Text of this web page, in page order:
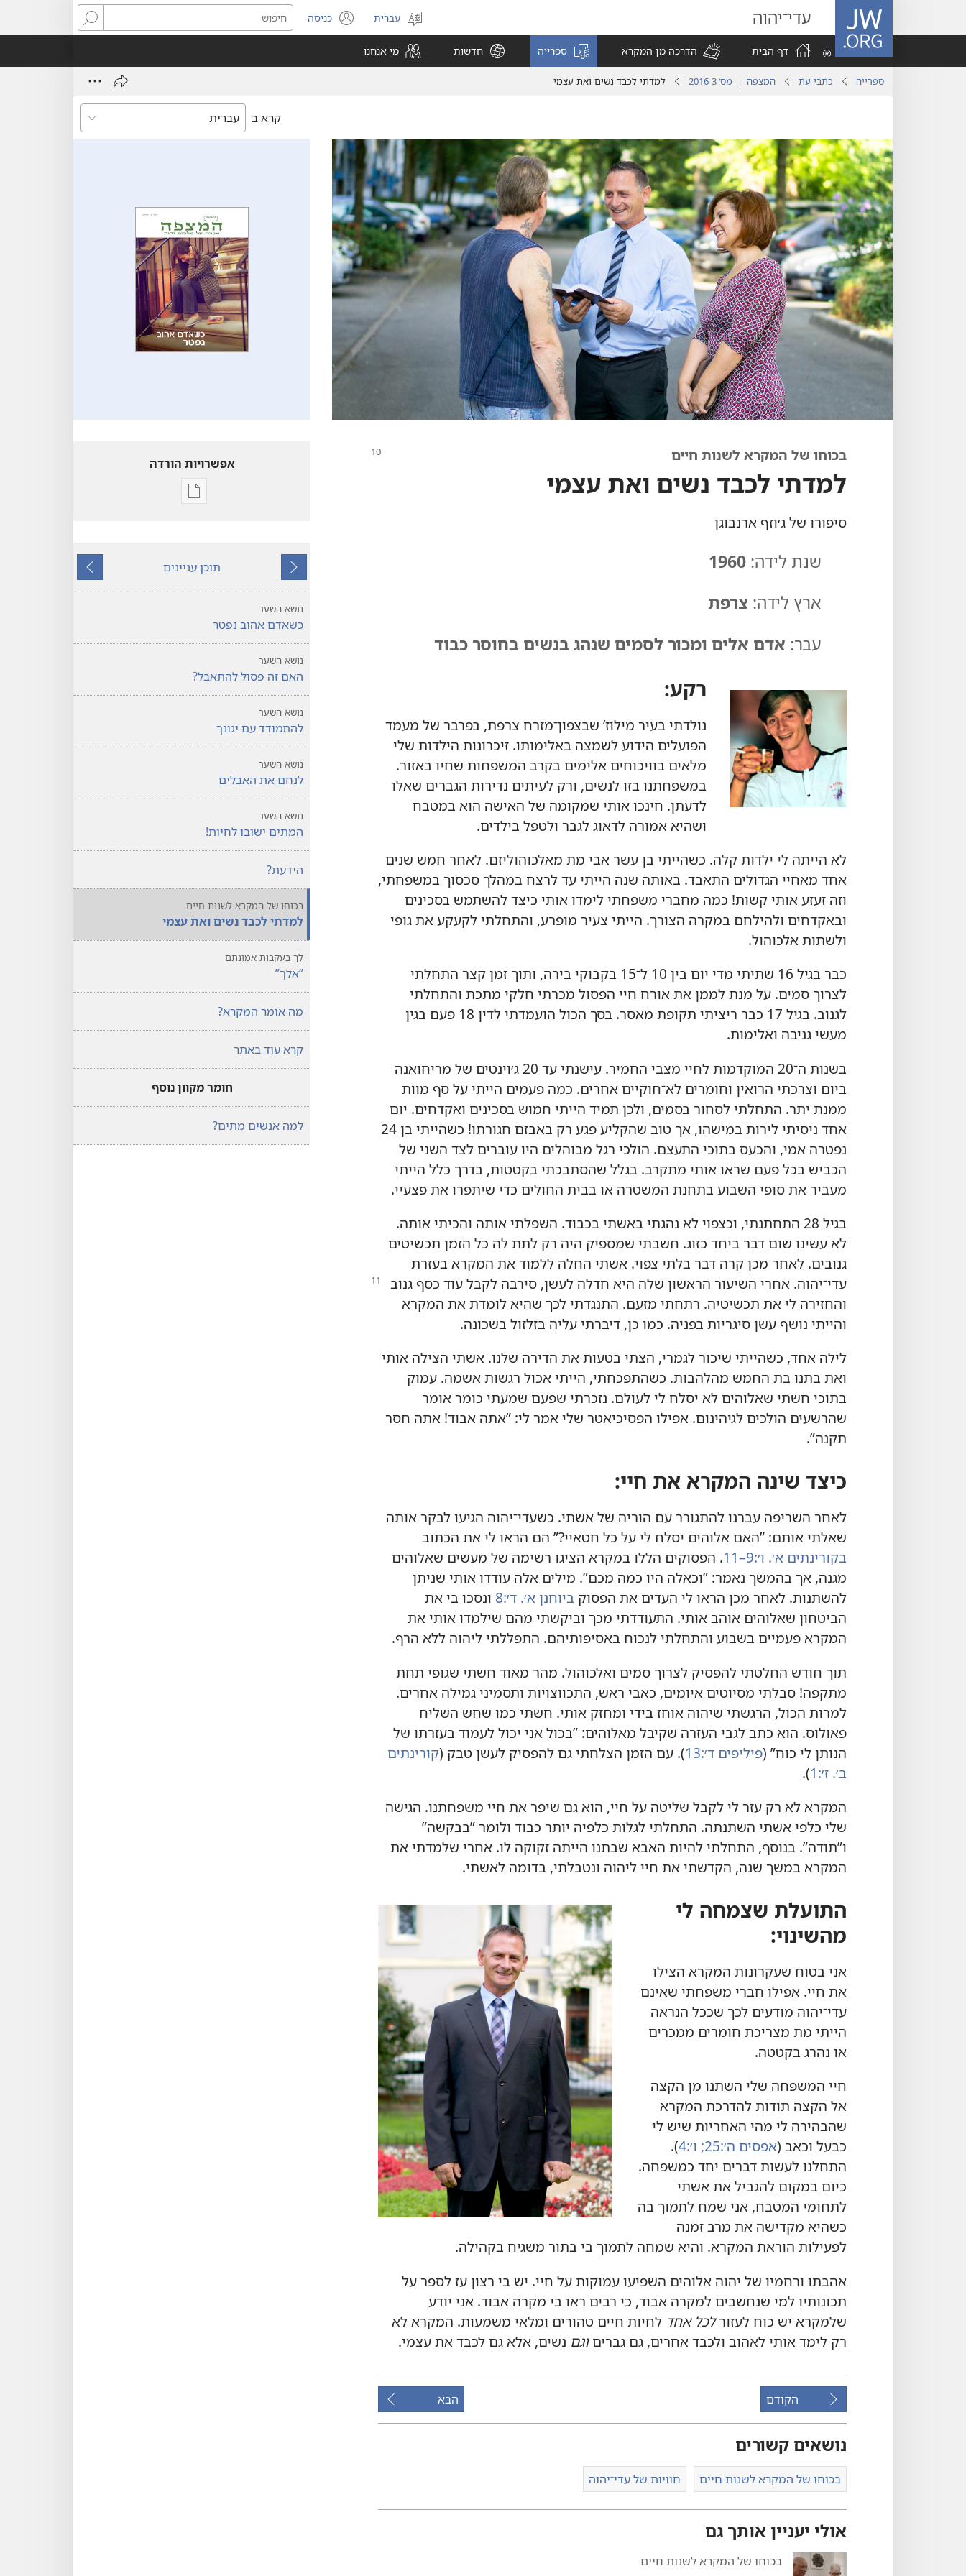
JW.ORG עדי־יהוה
בחר
שפה
עברית כניסה
(פותח
חלון
חיפוש
דף הבית
הדרכה מן המקרא ספרייה חדשות מי אנחנו
ספרייה כתבי עת המצפה | מס׳ 3 2016 למדתי לכבד נשים ואת עצמי
קרא ב
בכוחו של המקרא לשנות חיים
למדתי לכבד נשים ואת עצמי
סיפורו של ג׳וזף ארנבוגן
שנת לידה:‏ 1960
ארץ לידה:‏ צרפת
עבר:‏ אדם אלים ומכור לסמים שנהג בנשים בחוסר כבוד
רקע:‏
נולדתי בעיר מִילוּז’‏ שבצפון־מזרח צרפת,‏ בפרבר של מעמד
הפועלים הידוע לשמצה באלימותו.‏ זיכרונות הילדות שלי
מלאים בוויכוחים אלימים בקרב המשפחות שחיו באזור.‏
במשפחתנו בזו לנשים,‏ ורק לעיתים נדירות הגברים שאלו
לדעתן.‏ חינכו אותי שמקומה של האישה הוא במטבח
ושהיא אמורה לדאוג לגבר ולטפל בילדים.‏
לא הייתה לי ילדות קלה.‏ כשהייתי בן עשר אבי מת מאלכוהוליזם.‏ לאחר חמש שנים
אחד מאחיי הגדולים התאבד.‏ באותה שנה הייתי עד לרצח במהלך סכסוך במשפחתי,‏
וזה זעזע אותי קשות!‏ כמה מחברי משפחתי לימדו אותי כיצד להשתמש בסכינים
ובאקדחים ולהילחם במקרה הצורך.‏ הייתי צעיר מופרע,‏ והתחלתי לקעקע את גופי
ולשתות אלכוהול.‏
כבר בגיל 16 שתיתי מדי יום בין 10 ל־15 בקבוקי בירה,‏ ותוך זמן קצר התחלתי
לצרוך סמים.‏ על מנת לממן את אורח חיי הפסול מכרתי חלקי מתכת והתחלתי
לגנוב.‏ בגיל 17 כבר ריציתי תקופת מאסר.‏ בסך הכול הועמדתי לדין 18 פעם בגין
מעשי גניבה ואלימות.‏
בשנות ה־20 המוקדמות לחיי מצבי החמיר.‏ עישנתי עד 20 ג׳וינטים של מריחואנה
ביום וצרכתי הרואין וחומרים לא־חוקיים אחרים.‏ כמה פעמים הייתי על סף מוות
ממנת יתר.‏ התחלתי לסחור בסמים,‏ ולכן תמיד הייתי חמוש בסכינים ואקדחים.‏ יום
אחד ניסיתי לירות במישהו,‏ אך טוב שהקליע פגע רק באבזם חגורתו!‏ כשהייתי בן 24
נפטרה אמי,‏ והכעס בתוכי התעצם.‏ הולכי רגל מבוהלים היו עוברים לצד השני של
הכביש בכל פעם שראו אותי מתקרב.‏ בגלל שהסתבכתי בקטטות,‏ בדרך כלל הייתי
מעביר את סופי השבוע בתחנת המשטרה או בבית החולים כדי שיתפרו את פצעיי.‏
בגיל 28 התחתנתי,‏ וכצפוי לא נהגתי באשתי בכבוד.‏ השפלתי אותה והכיתי אותה.‏
לא עשינו שום דבר ביחד כזוג.‏ חשבתי שמספיק היה רק לתת לה כל הזמן תכשיטים
גנובים.‏ לאחר מכן קרה דבר בלתי צפוי.‏ אשתי החלה ללמוד את המקרא בעזרת
עדי־יהוה.‏ אחרי השיעור הראשון שלה היא חדלה לעשן,‏ סירבה לקבל עוד כסף גנוב
והחזירה לי את תכשיטיה.‏ רתחתי מזעם.‏ התנגדתי לכך שהיא לומדת את המקרא
והייתי נושף עשן סיגריות בפניה.‏ כמו כן,‏ דיברתי עליה בזלזול בשכונה.‏
לילה אחד,‏ כשהייתי שיכור לגמרי,‏ הצתי בטעות את הדירה שלנו.‏ אשתי הצילה אותי
ואת בתנו בת החמש מהלהבות.‏ כשהתפכחתי,‏ הייתי אכול רגשות אשמה.‏ עמוק
בתוכי חשתי שאלוהים לא יסלח לי לעולם.‏ נזכרתי שפעם שמעתי כומר אומר
שהרשעים הולכים לגיהינום.‏ אפילו הפסיכיאטר שלי אמר לי:‏ ”‏אתה אבוד!‏ אתה חסר
תקנה”‏.‏
כיצד שינה המקרא את חיי:‏
לאחר השריפה עברנו להתגורר עם הוריה של אשתי.‏ כשעדי־יהוה הגיעו לבקר אותה
שאלתי אותם:‏ ”‏האם אלוהים יסלח לי על כל חטאיי?‏”‏ הם הראו לי את הכתוב
בקורינתים א׳.‏ ו׳:‏9–11
‏.‏ הפסוקים הללו במקרא הציגו רשימה של מעשים שאלוהים
מגנה,‏ אך בהמשך נאמר:‏ ”‏וכאלה היו כמה מכם”‏.‏ מילים אלה עודדו אותי שניתן
להשתנות.‏ לאחר מכן הראו לי העדים את הפסוק ביוחנן א׳.‏ ד׳:‏8
ונסכו בי את
הביטחון שאלוהים אוהב אותי.‏ התעודדתי מכך וביקשתי מהם שילמדו אותי את
המקרא פעמיים בשבוע והתחלתי לנכוח באסיפותיהם.‏ התפללתי ליהוה ללא הרף.‏
תוך חודש החלטתי להפסיק לצרוך סמים ואלכוהול.‏ מהר מאוד חשתי שגופי תחת
מתקפה!‏ סבלתי מסיוטים איומים,‏ כאבי ראש,‏ התכווצויות ותסמיני גמילה אחרים.‏
למרות הכול,‏ הרגשתי שיהוה אוחז בידי ומחזק אותי.‏ חשתי כמו שחש השליח
פאולוס.‏ הוא כתב לגבי העזרה שקיבל מאלוהים:‏ ”‏בכול אני יכול לעמוד בעזרתו של
הנותן לי כוח”‏ (‏פיליפים ד׳:‏13 ‏)‏.‏ עם הזמן הצלחתי גם להפסיק לעשן טבק (‏קורינתים
ב׳.‏ ז׳:‏1 ‏)‏.‏
המקרא לא רק עזר לי לקבל שליטה על חיי,‏ הוא גם שיפר את חיי משפחתנו.‏ הגישה
שלי כלפי אשתי השתנתה.‏ התחלתי לגלות כלפיה יותר כבוד ולומר ”‏בבקשה”‏
ו”‏תודה”‏.‏ בנוסף,‏ התחלתי להיות האבא שבתנו הייתה זקוקה לו.‏ אחרי שלמדתי את
המקרא במשך שנה,‏ הקדשתי את חיי ליהוה ונטבלתי,‏ בדומה לאשתי.‏
התועלת שצמחה לי
מהשינוי:‏
אני בטוח שעקרונות המקרא הצילו
את חיי.‏ אפילו חברי משפחתי שאינם
עדי־יהוה מודעים לכך שככל הנראה
הייתי מת מצריכת חומרים ממכרים
או נהרג בקטטה.‏
חיי המשפחה שלי השתנו מן הקצה
אל הקצה תודות להדרכת המקרא
שהבהירה לי מהי האחריות שיש לי
כבעל וכאב (‏אפסים ה׳:‏25;‏ ו׳:‏4 ‏)‏.‏
התחלנו לעשות דברים יחד כמשפחה.‏
כיום במקום להגביל את אשתי
לתחומי המטבח,‏ אני שמח לתמוך בה
כשהיא מקדישה את מרב זמנה
לפעילות הוראת המקרא.‏ והיא שמחה לתמוך בי בתור משגיח בקהילה.‏
אהבתו ורחמיו של יהוה אלוהים השפיעו עמוקות על חיי.‏ יש בי רצון עז לספר על
תכונותיו למי שנחשבים למקרה אבוד,‏ כי רבים ראו בי מקרה אבוד.‏ אני יודע
שלמקרא יש כוח לעזורלכל אחד לחיות חיים טהורים ומלאי משמעות.‏ המקרא לא
רק לימד אותי לאהוב ולכבד אחרים,‏ גם גבריםוגם נשים,‏ אלא גם לכבד את עצמי.‏
הקודם הבא
נושאים קשורים
בכוחו של המקרא לשנות חיים חוויות של עדי־יהוה
אולי יעניין אותך גם
בכוחו של המקרא לשנות חיים
אפשרויות הורדה
אפשרויות
המצפה
הקודם
תוכן עניינים
הבא
נושא השער
כשאדם אהוב נפטר
נושא השער
האם זה פסול להתאבל?‏
נושא השער
להתמודד עם יגונך
נושא השער
לנחם את האבלים
נושא השער
המתים ישובו לחיות!‏
הידעת?‏
בכוחו של המקרא לשנות חיים
למדתי לכבד נשים ואת עצמי
לך בעקבות אמונתם
‏”‏אלך”‏
מה אומר המקרא?‏
קרא עוד באתר
חומר מקוון נוסף
למה אנשים מתים?‏